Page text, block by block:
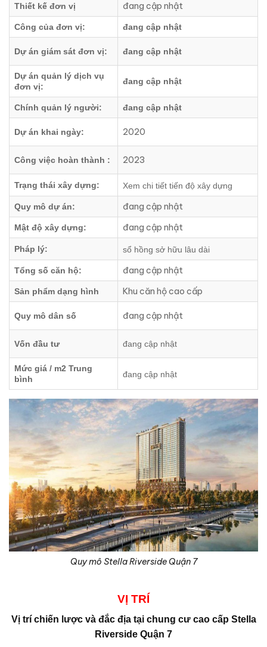
Thiết kế đơn vị đang cập nhật
Công của đơn vị: đang cập nhật
Dự án giám sát đơn vị: đang cập nhật
Dự án quản lý dịch vụ
đơn vị:
đang cập nhật
Chính quản lý người: đang cập nhật
Dự án khai ngày: 2020
Công việc hoàn thành : 2023
Trạng thái xây dựng: Xem chi tiết tiến độ xây dựng
Quy mô dự án: đang cập nhật
Mật độ xây dựng: đang cập nhật
Pháp lý: sổ hồng sở hữu lâu dài
Tổng số căn hộ: đang cập nhật
Sản phẩm dạng hình Khu căn hộ cao cấp
Quy mô dân số đang cập nhật
Vốn đầu tư đang cập nhật
Mức giá / m2 Trung
bình
đang cập nhật
Quy mô Stella Riverside Quận 7
VỊ TRÍ
Vị trí chiến lược và đắc địa tại chung cư cao cấp Stella
Riverside Quận 7